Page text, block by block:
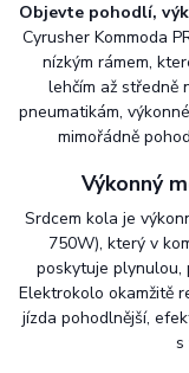
Objevte pohodlí,
Cyrusher Kommoda
nízkým rámem,
lehčím až středně
pneumatikám,
mimořádně
Výkonný
Srdcem kola je
750W), který v
poskytuje plynulou,
Elektrokolo okamžitě
jízda pohodlnější,
s